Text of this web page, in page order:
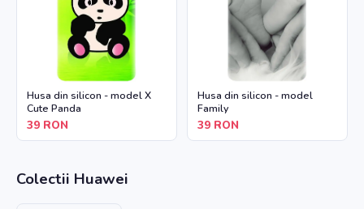
Husa din silicon - model X
Cute Panda
39 RON
Husa din silicon - model
Family
39 RON
Colectii Huawei